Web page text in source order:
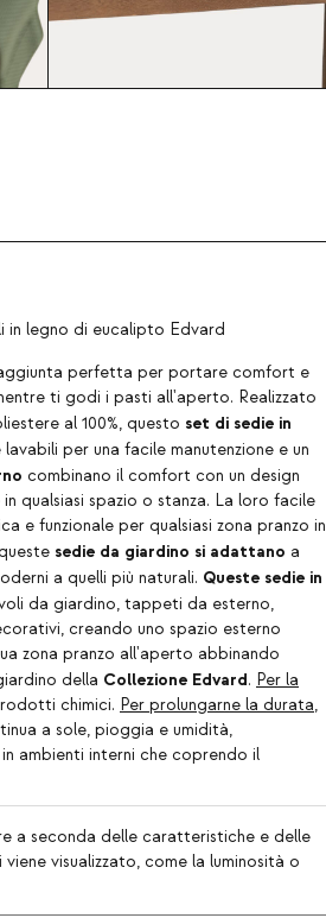
in legno di eucalipto Edvard
perfetta per portare comfort e
ti godi i pasti all'aperto. Realizzato
al 100%, questo set di sedie in
per una facile manutenzione e un
combinano il comfort con un design
qualsiasi spazio o stanza. La loro facile
e funzionale per qualsiasi zona pranzo in
sedie da giardino si adattano a
a quelli più naturali. Queste sedie in
da giardino, tappeti da esterno,
creando uno spazio esterno
zona pranzo all'aperto abbinando
della Collezione Edvard. Per la
chimici. Per prolungarne la durata,
a sole, pioggia e umidità,
ambienti interni che coprendo il
a seconda delle caratteristiche e delle
visualizzato, come la luminosità o